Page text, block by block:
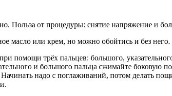
Польза от процедуры: снятие напряжение и
масло или крем, но можно обойтись и без него.
помощи трёх пальцев: большого,
и большого пальца сжимайте боковую
надо с поглаживаний, потом делать